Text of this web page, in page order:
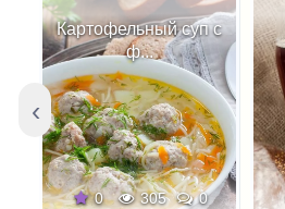
Картофельный суп с
ф...
0 305 0
‹